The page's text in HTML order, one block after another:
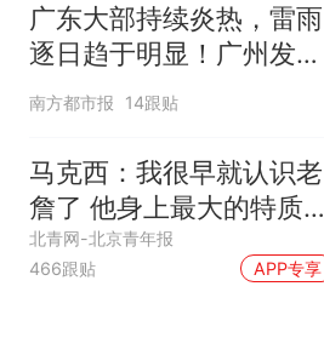
广东大部持续炎热，雷雨
逐日趋于明显！广州发布
高温橙色预警
南方都市报 14跟贴
马克西：我很早就认识老
詹了 他身上最大的特质就
是谦逊
北青网-北京青年报
466跟贴
APP专享